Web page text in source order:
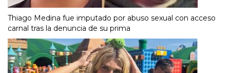
Thiago Medina fue imputado por abuso sexual con acceso
carnal tras la denuncia de su prima